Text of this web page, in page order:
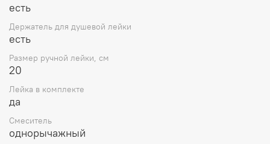
есть
Держатель для душевой лейки
есть
Размер ручной лейки, см
20
Лейка в комплекте
да
Смеситель
однорычажный